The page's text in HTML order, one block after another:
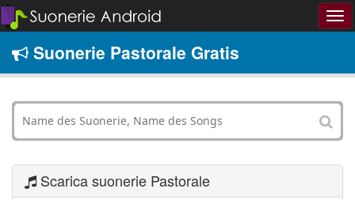
Suonerie Pastorale Gratis
Scarica suonerie Pastorale